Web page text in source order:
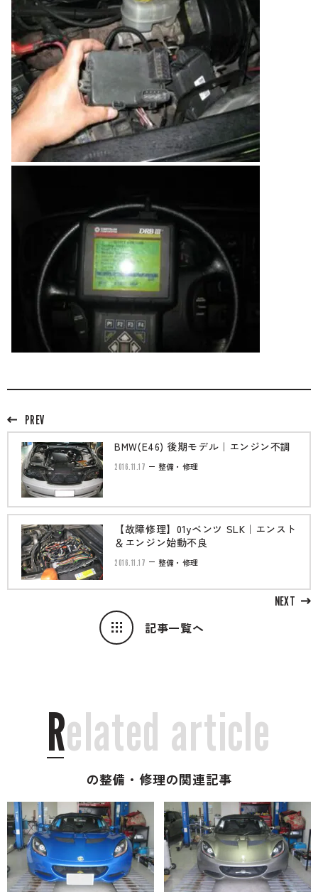
PREV
BMW(E46) 後期モデル｜エンジン不調
2016.11.17 整備・修理
記事一覧へ
NEXT
【故障修理】01yベンツ SLK｜エンスト
＆エンジン始動不良
2016.11.17 整備・修理
Related article
の整備・修理の関連記事